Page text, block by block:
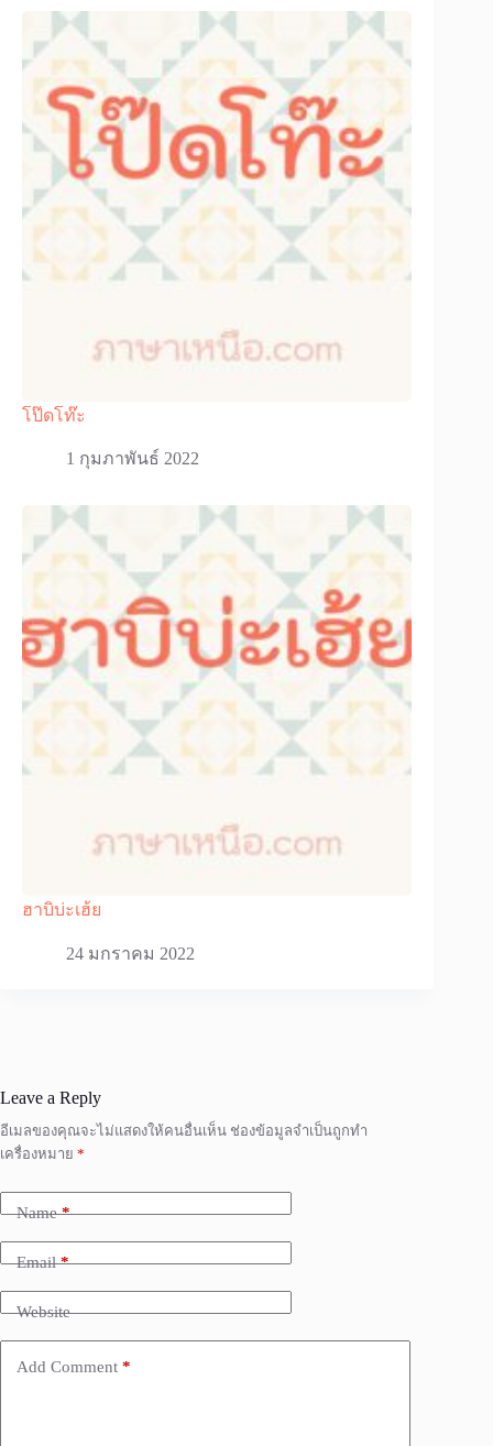
โป๊ดโท๊ะ
1 กุมภาพันธ์ 2022
ฮาบิบ่ะเฮ้ย
24 มกราคม 2022
Leave a Reply
อีเมลของคุณจะไม่แสดงให้คนอื่นเห็น ช่องข้อมูลจำเป็นถูกทำ
เครื่องหมาย *
Name*
Email*
Website
Add Comment *